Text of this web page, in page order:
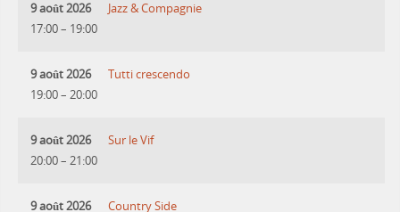
9 août 2026
17:00– 19:00
Jazz & Compagnie
9 août 2026
19:00– 20:00
Tutti crescendo
9 août 2026
20:00– 21:00
Sur le Vif
9 août 2026 Country Side